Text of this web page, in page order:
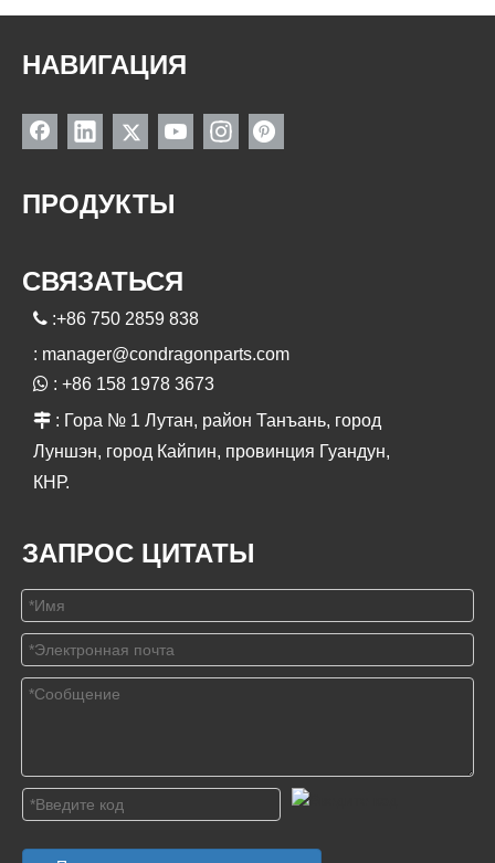
НАВИГАЦИЯ
ПРОДУКТЫ
СВЯЗАТЬСЯ
 :+86 750 2859 838
: manager@condragonparts.com
 : +86 158 1978 3673
 : Гора № 1 Лутан, район Танъань, город
Луншэн, город Кайпин, провинция Гуандун,
КНР.
ЗАПРОС ЦИТАТЫ